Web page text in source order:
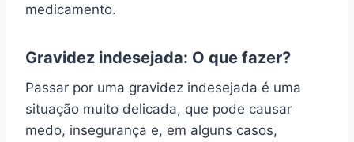
medicamento.
Gravidez indesejada: O que fazer?
Passar por uma gravidez indesejada é uma
situação muito delicada, que pode causar
medo, insegurança e, em alguns casos,